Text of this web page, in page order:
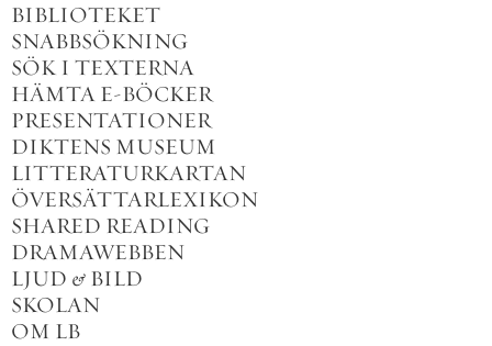
BIBLIOTEKET
SNABBSÖKNING
SÖK I TEXTERNA
HÄMTA E-BÖCKER
PRESENTATIONER
DIKTENS MUSEUM
LITTERATURKARTAN
ÖVERSÄTTARLEXIKON
SHARED READING
DRAMAWEBBEN
LJUD & BILD
SKOLAN
OM LB